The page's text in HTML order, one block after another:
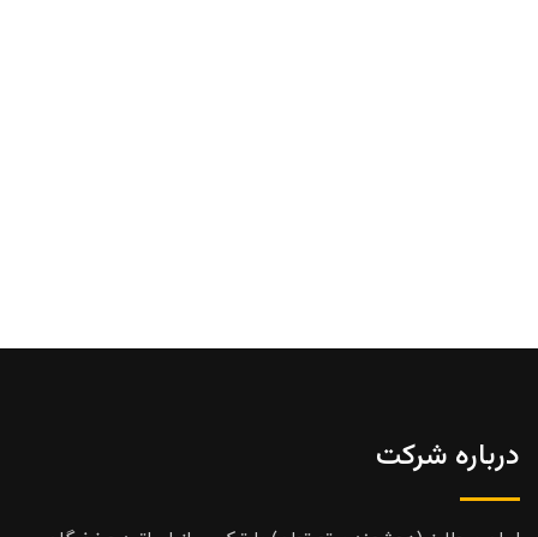
درباره شرکت